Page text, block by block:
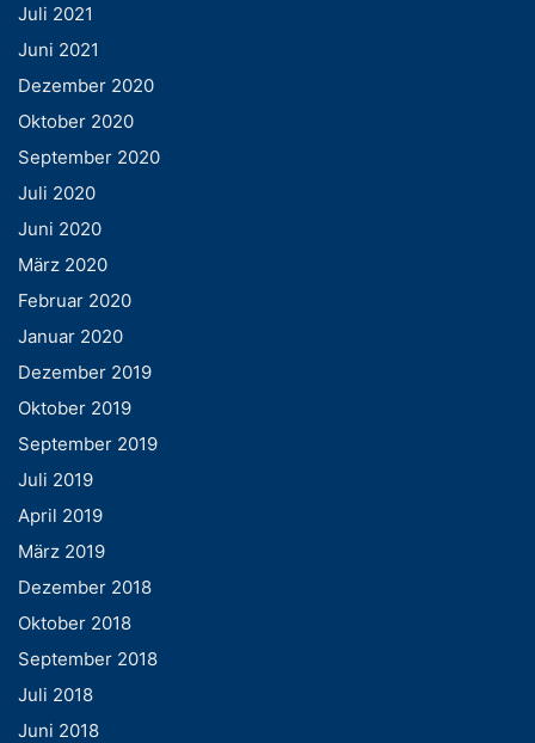
Juli 2021
Juni 2021
Dezember 2020
Oktober 2020
September 2020
Juli 2020
Juni 2020
März 2020
Februar 2020
Januar 2020
Dezember 2019
Oktober 2019
September 2019
Juli 2019
April 2019
März 2019
Dezember 2018
Oktober 2018
September 2018
Juli 2018
Juni 2018